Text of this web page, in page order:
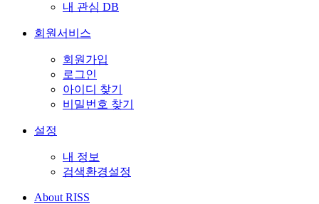
내 관심 DB
회원서비스
회원가입
로그인
아이디 찾기
비밀번호 찾기
설정
내 정보
검색환경설정
About RISS